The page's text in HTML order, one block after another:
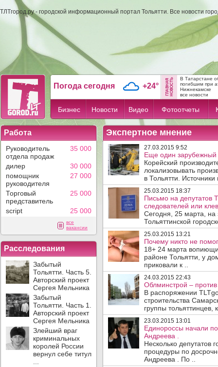
ТЛТгород.ру - городской информационный портал Тольятти. Все новости
Погода сегодня +24°
В Татарстане
погибшим при
Нижнекамске
все новости
Бизнес Новости Видео Фотоотчеты
Работа
Руководитель
отдела продаж
35 000
дилер
30 000
помощник
руководителя
27 000
Торговый
представитель
25 000
script 25 000
все
вакансии
Расследования
Забытый
Тольятти. Часть 5.
Авторский проект
Сергея Мельника
Забытый
Тольятти. Часть 1.
Авторский проект
Сергея Мельника
Злейший враг
криминальных
королей России
вернул себе титул
Экспертное мнение
27.03.2015 9:52
Еще один зарубежный
Корейский
локализовывать
в Тольятти. Источники
25.03.2015 18:37
Письмо на депутатов
следователей или
Сегодня, 25 марта, на
Тольяттинской
25.03.2015 13:21
Почему никто не
18+ 24 марта
районе Тольятти, у
приковали к ..
24.03.2015 22:43
Облминстрой –
В распоряжении
строительства
группы тольяттинцев,
23.03.2015 13:01
Единороссы начали
Андреева .
Несколько депутатов
процедуры по
Андреева . По ..